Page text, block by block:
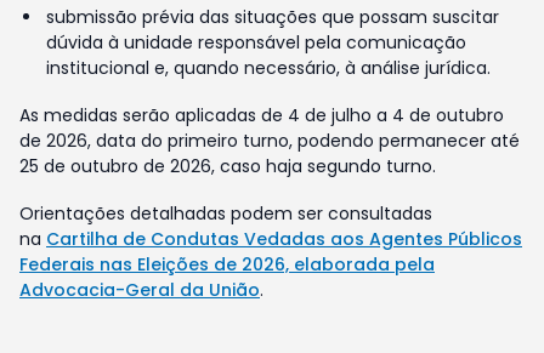
submissão prévia das situações que possam suscitar
dúvida à unidade responsável pela comunicação
institucional e, quando necessário, à análise jurídica.
As medidas serão aplicadas de 4 de julho a 4 de outubro
de 2026, data do primeiro turno, podendo permanecer até
25 de outubro de 2026, caso haja segundo turno.
Orientações detalhadas podem ser consultadas
na Cartilha de Condutas Vedadas aos Agentes Públicos
Federais nas Eleições de 2026, elaborada pela
Advocacia-Geral da União.